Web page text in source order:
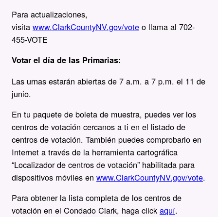
Para actualizaciones,
visita www.ClarkCountyNV.gov/vote o llama al 702-
455-VOTE
Votar el día de las Primarias:
Las urnas estarán abiertas de 7 a.m. a 7 p.m. el 11 de
junio.
En tu paquete de boleta de muestra, puedes ver los
centros de votación cercanos a ti en el listado de
centros de votación. También puedes comprobarlo en
Internet a través de la herramienta cartográfica
“Localizador de centros de votación” habilitada para
dispositivos móviles en www.ClarkCountyNV.gov/vote.
Para obtener la lista completa de los centros de
votación en el Condado Clark, haga click aquí.